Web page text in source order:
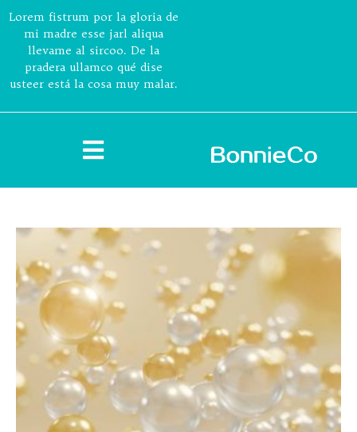
Lorem fistrum por la gloria de
mi madre esse jarl aliqua
llevame al sircoo. De la
pradera ullamco qué dise
usteer está la cosa muy malar.